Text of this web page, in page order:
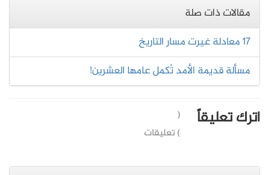
مقالات ذات صلة
17 معادلة غيرت مسار التاريخ
مسألة قديمة الأمد تُكمل عامها العشرين!
اترك تعليقاً
(
) تعليقات